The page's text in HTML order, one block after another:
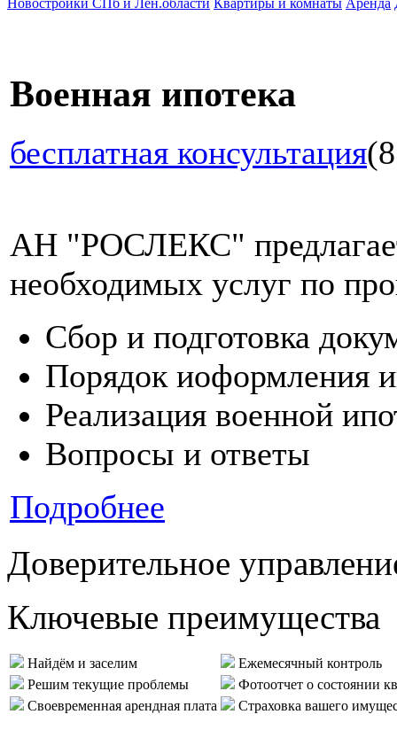
Военная ипотека
бесплатная консультация
АН "РОСЛЕКС"
необходимых услуг по
Сбор и подготовка
Порядок иоформления
Реализация военной
Вопросы и ответы
Подробнее
Доверительное
Ключевые преимущества
Найдём и заселим
Ежемесячный контроль
Решим текущие проблемы
Фотоотчет о состоянии
Своевременная арендная плата
Страховка вашего